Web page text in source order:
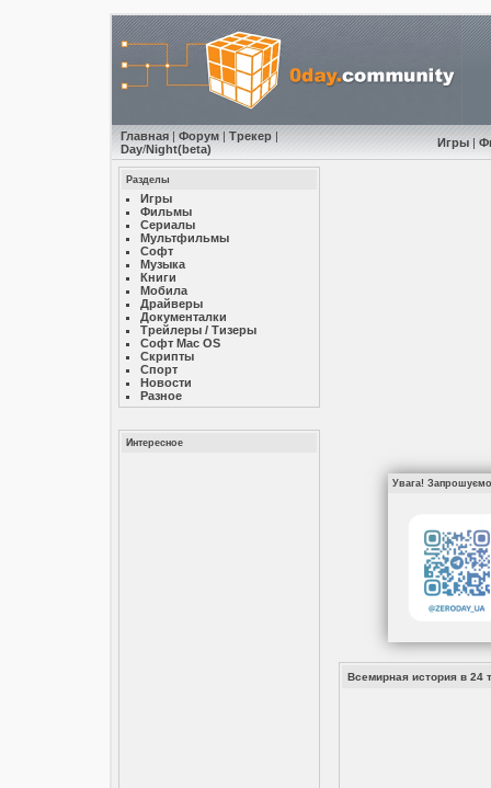
Главная| Форум| Трекер|
Day/Night(beta) Игры|
Разделы
Игры
Фильмы
Сериалы
Мультфильмы
Софт
Музыкa
Книги
Мобила
Драйверы
Документалки
Трейлеры / Тизеры
Софт Mac OS
Скрипты
Спорт
Новости
Разное
Интересное
Увага! Запрошуємо
Всемирная история в 24